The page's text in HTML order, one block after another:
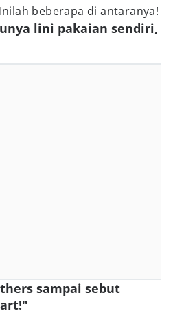
beberapa di antaranya!
lini pakaian sendiri,
sampai sebut